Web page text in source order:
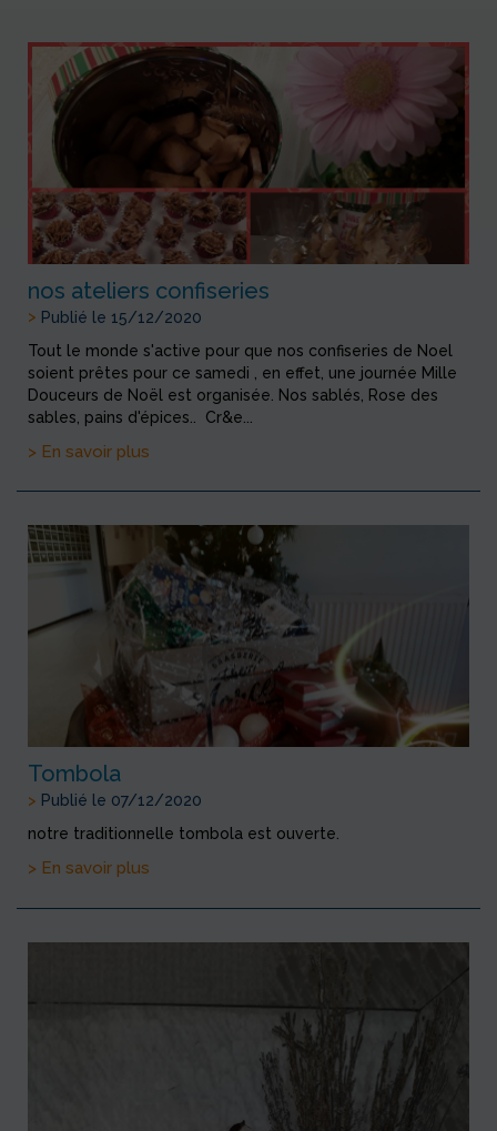
nos ateliers confiseries
> Publié le 15/12/2020
Tout le monde s'active pour que nos confiseries de Noel
soient prêtes pour ce samedi , en effet, une journée Mille
Douceurs de Noël est organisée. Nos sablés, Rose des
sables, pains d'épices.. Cr&e...
> En savoir plus
Tombola
> Publié le 07/12/2020
notre traditionnelle tombola est ouverte.
> En savoir plus